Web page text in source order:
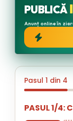
PUBLICĂ
Anunț online în
Pasul 1 din 4
PASUL 1/4: